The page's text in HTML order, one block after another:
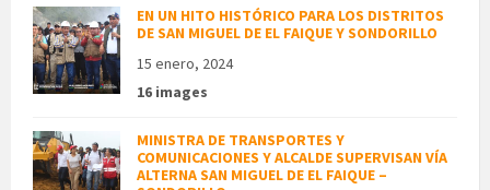
EN UN HITO HISTÓRICO PARA LOS DISTRITOS
DE SAN MIGUEL DE EL FAIQUE Y SONDORILLO
15 enero, 2024
16 images
MINISTRA DE TRANSPORTES Y
COMUNICACIONES Y ALCALDE SUPERVISAN VÍA
ALTERNA SAN MIGUEL DE EL FAIQUE –